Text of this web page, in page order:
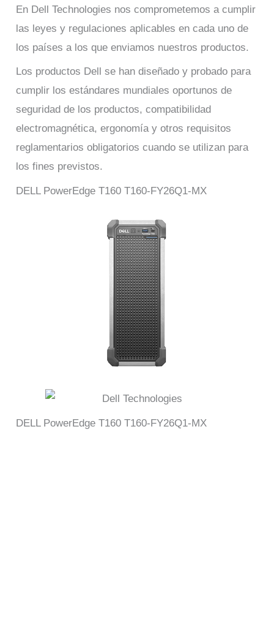
En Dell Technologies nos comprometemos a cumplir
las leyes y regulaciones aplicables en cada uno de
los países a los que enviamos nuestros productos.
Los productos Dell se han diseñado y probado para
cumplir los estándares mundiales oportunos de
seguridad de los productos, compatibilidad
electromagnética, ergonomía y otros requisitos
reglamentarios obligatorios cuando se utilizan para
los fines previstos.
DELL PowerEdge T160 T160-FY26Q1-MX
DELL PowerEdge T160 T160-FY26Q1-MX